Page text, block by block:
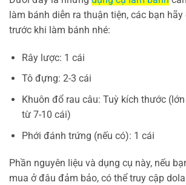
làm bánh diễn ra thuận tiện, các bạn
trước khi làm bánh nhé:
Rây lược: 1 cái
Tô đựng: 2-3 cái
Khuôn đổ rau câu: Tuỳ kích thước
từ 7-10 cái)
Phới đánh trứng (nếu có): 1 cái
Phần nguyên liệu và dụng cụ này, nếu
mua ở đâu đảm bảo, có thể truy cập